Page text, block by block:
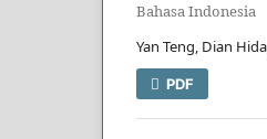
Bahasa Indonesia
Yan Teng, Dian
PDF